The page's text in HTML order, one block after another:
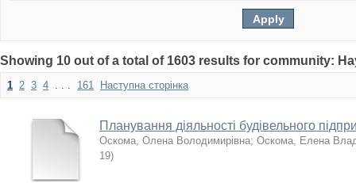
Showing 10 out of a total of 1603 results for community:
1 2 3 4 . . . 161 Наступна сторінка
Планування діяльності будівельного
Оскома, Олена Володимирівна; Оскома, Елена
19)